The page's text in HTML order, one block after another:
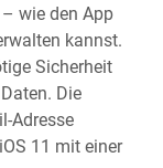
wie den App
kannst.
Sicherheit
Die
Adresse
11 mit einer